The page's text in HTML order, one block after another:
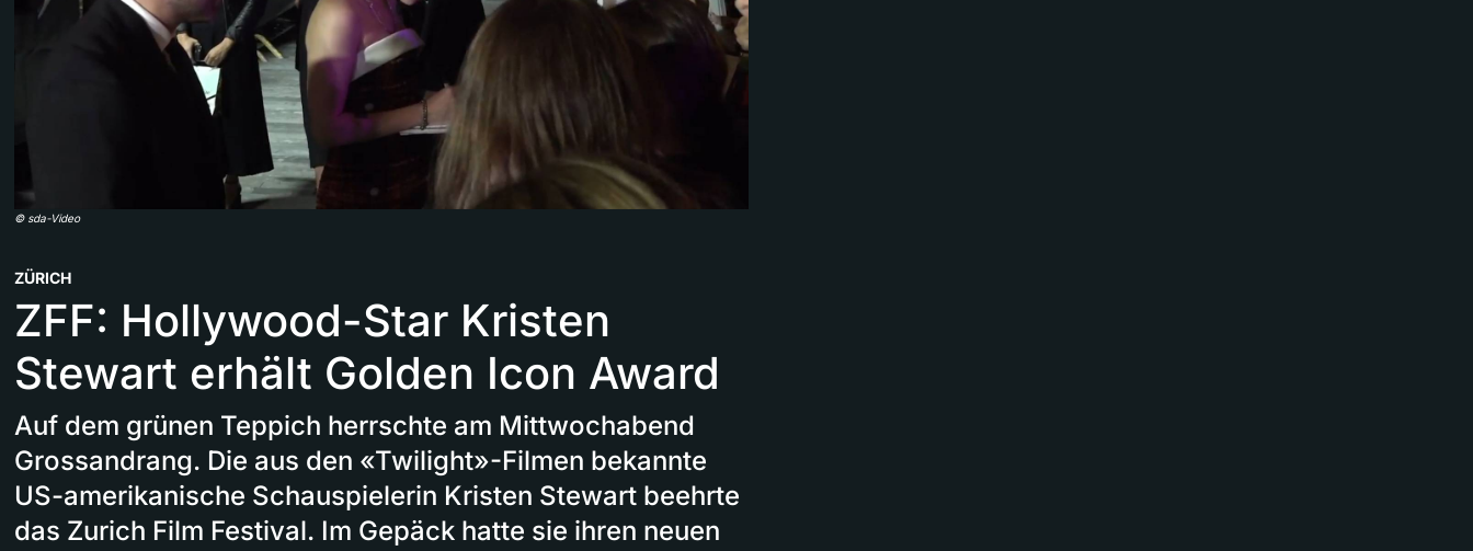
© sda-Video
ZÜRICH
ZFF: Hollywood-Star Kristen
Stewart erhält Golden Icon Award
Auf dem grünen Teppich herrschte am Mittwochabend
Grossandrang. Die aus den «Twilight»-Filmen bekannte
US-amerikanische Schauspielerin Kristen Stewart beehrte
das Zurich Film Festival. Im Gepäck hatte sie ihren neuen